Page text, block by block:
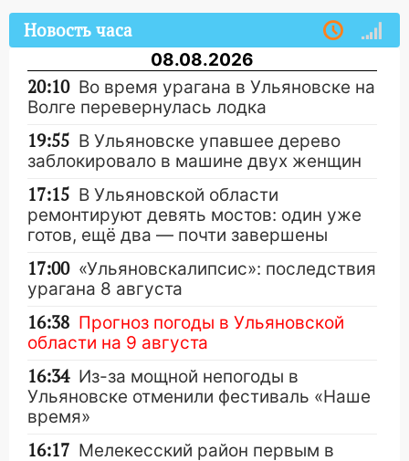
Новость часа
08.08.2026
20:10 Во время урагана в Ульяновске на
Волге перевернулась лодка
19:55 В Ульяновске упавшее дерево
заблокировало в машине двух женщин
17:15 В Ульяновской области
ремонтируют девять мостов: один уже
готов, ещё два — почти завершены
17:00 «Ульяновскалипсис»: последствия
урагана 8 августа
16:38 Прогноз погоды в Ульяновской
области на 9 августа
16:34 Из-за мощной непогоды в
Ульяновске отменили фестиваль «Наше
время»
16:17 Мелекесский район первым в